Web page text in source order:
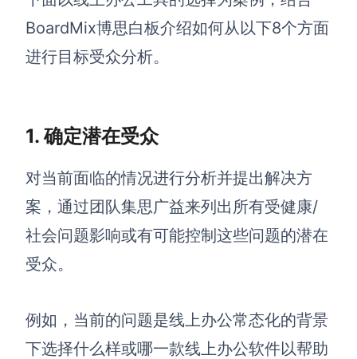
团队协作提效
涂鸦画板
敏捷实践
客户旅程图
路线图
ER图
UML图
查看所有场景
BoardMix博思白板介绍如何从以下8个方面
进行目标受众分析。
1. 确定潜在受众
对当前面临的情况进行分析并提出解决方
案，通过团队集思广益来列出所有受健康/
社会问题影响或有可能控制这些问题的潜在
受众。
例如，当前的问题是线上办公常态化的背景
下选择什么样或哪一款线上办公软件以帮助